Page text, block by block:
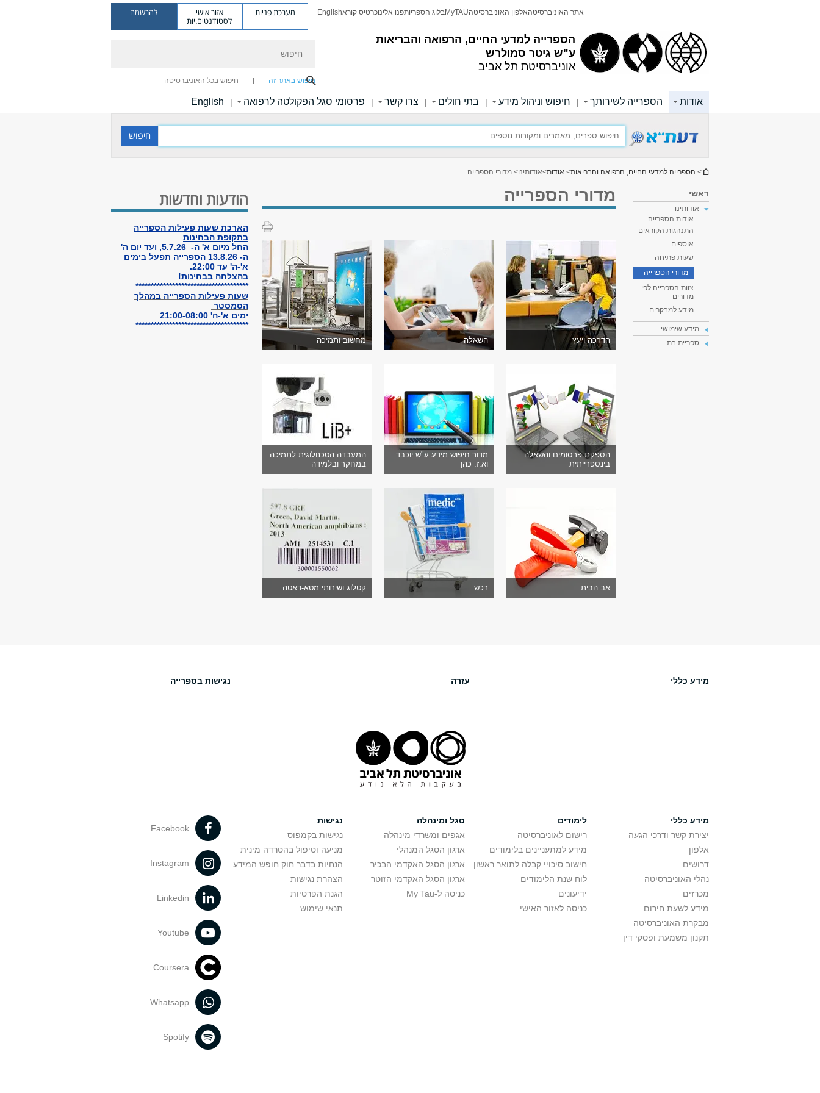
הספרייה למדעי החיים, הרפואה והבריאות
ע"ש גיטר סמולרש
אוניברסיטת תל אביב
אתר האוניברסיטהאלפון האוניברסיטהMyTAUבלוג הספריותפנו אלינוכרטיס קוראEnglish מערכת פניות אזור אישי
לסטודנטים.יות
להרשמה
חיפוש באתר זה חיפוש בכל האוניברסיטה
אודות הספרייה לשירותך | חיפוש וניהול מידע | בתי חולים | צרו קשר | פרסומי סגל הפקולטה לרפואה |
English
הינך נמצא כאן
> הספרייה למדעי החיים, הרפואה והבריאות> אודות>אודותינו> מדורי הספרייה
ראשי
אודותינו
אודות הספרייה
התנהגות הקוראים
אוספים
שעות פתיחה
מדורי הספרייה
צוות הספרייה לפי
מדורים
מידע למבקרים
מידע שימושי
ספריית בת
מדורי הספרייה
הדרכה ויעץ השאלה מחשוב ותמיכה
הספקת פרסומים והשאלה
בינספרייתית
מדור חיפוש מידע ע"ש יוכבד
וא.ז. כהן
המעבדה הטכנולוגית לתמיכה
במחקר ובלמידה
אב הבית רכש קטלוג ושירותי מטא-דאטה
הודעות וחדשות
הארכת שעות פעילות הספרייה
בתקופת הבחינות
החל מיום א' ה- 5.7.26, ועד יום ה'
ה- 13.8.26 הספרייה תפעל בימים
א'-ה' עד 22:00.
בהצלחה בבחינות!
*************************************
שעות פעילות הספרייה במהלך
הסמסטר
ימים א'-ה' 21:00-08:00
*************************************
מידע כללי עזרה נגישות בספרייה
מידע כללי
יצירת קשר ודרכי הגעה
אלפון
דרושים
נהלי האוניברסיטה
מכרזים
מידע לשעת חירום
מבקרת האוניברסיטה
תקנון משמעת ופסקי דין
לימודים
רישום לאוניברסיטה
מידע למתעניינים בלימודים
חישוב סיכויי קבלה לתואר ראשון
לוח שנת הלימודים
ידיעונים
כניסה לאזור האישי
סגל ומינהלה
אגפים ומשרדי מינהלה
ארגון הסגל המנהלי
ארגון הסגל האקדמי הבכיר
ארגון הסגל האקדמי הזוטר
כניסה ל-My Tau
נגישות
נגישות בקמפוס
מניעה וטיפול בהטרדה מינית
הנחיות בדבר חוק חופש המידע
הצהרת נגישות
הגנת הפרטיות
תנאי שימוש
Facebook
Instagram
Linkedin
Youtube
Coursera
Whatsapp
Spotify